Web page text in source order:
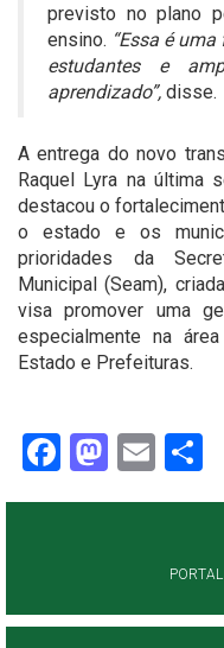
previsto no plano
ensino. “Essa é
estudantes e
aprendizado”, disse.
A entrega do novo
Raquel Lyra na última
destacou o
o estado e os
prioridades da
Municipal (Seam),
visa promover uma
especialmente na
Estado e Prefeituras.
Facebook
Email